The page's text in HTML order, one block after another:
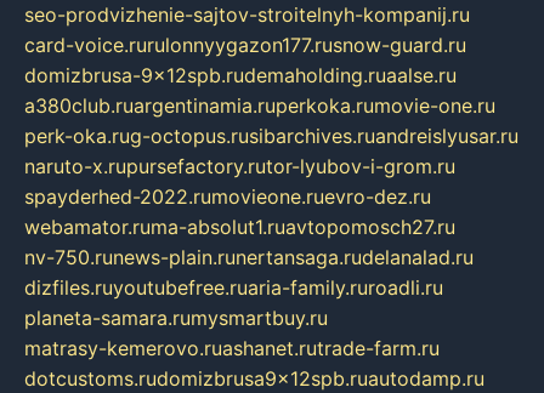
seo-prodvizhenie-sajtov-stroitelnyh-kompanij.ru
card-voice.rurulonnyygazon177.rusnow-guard.ru
domizbrusa-9x12spb.rudemaholding.ruaalse.ru
a380club.ruargentinamia.ruperkoka.rumovie-one.ru
perk-oka.rug-octopus.rusibarchives.ruandreislyusar.ru
naruto-x.rupursefactory.rutor-lyubov-i-grom.ru
spayderhed-2022.rumovieone.ruevro-dez.ru
webamator.ruma-absolut1.ruavtopomosch27.ru
nv-750.runews-plain.runertansaga.rudelanalad.ru
dizfiles.ruyoutubefree.ruaria-family.ruroadli.ru
planeta-samara.rumysmartbuy.ru
matrasy-kemerovo.ruashanet.rutrade-farm.ru
dotcustoms.rudomizbrusa9x12spb.ruautodamp.ru